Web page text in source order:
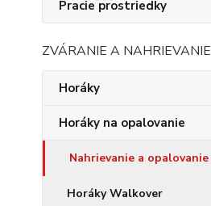
Pracie prostriedky
ZVÁRANIE A NAHRIEVANIE
Horáky
Horáky na opalovanie
Nahrievanie a opalovanie
Horáky Walkover